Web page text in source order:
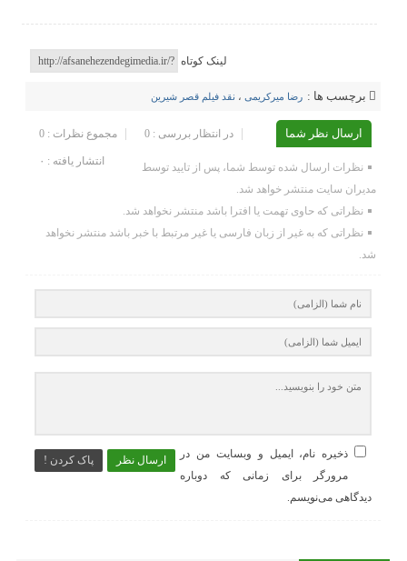
لینک کوتاه
برچسب ها : رضا میرکریمی ، نقد فیلم قصر شیرین
ارسال نظر شما مجموع نظرات : 0 در انتظار بررسی : 0
انتشار یافته : ۰
نظرات ارسال شده توسط شما، پس از تایید توسط
مدیران سایت منتشر خواهد شد.
نظراتی که حاوی تهمت یا افترا باشد منتشر نخواهد شد.
نظراتی که به غیر از زبان فارسی یا غیر مرتبط با خبر باشد منتشر نخواهد
شد.
ارسال نظر پاک کردن !
ذخیره نام، ایمیل و وبسایت من در
مرورگر برای زمانی که دوباره
دیدگاهی می‌نویسم.